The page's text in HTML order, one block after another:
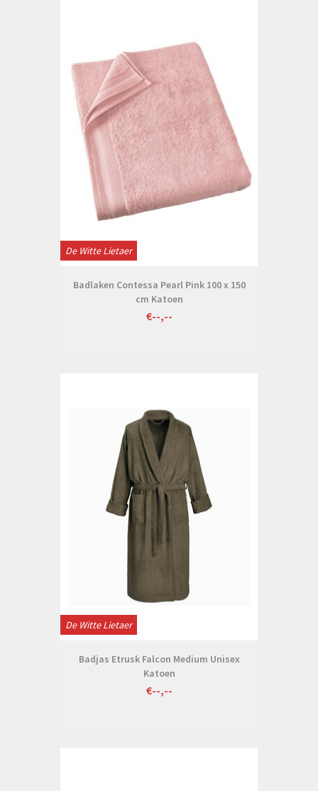
De Witte Lietaer
Badlaken Contessa Pearl Pink 100 x 150
cm Katoen
€--,--
De Witte Lietaer
Badjas Etrusk Falcon Medium Unisex
Katoen
€--,--